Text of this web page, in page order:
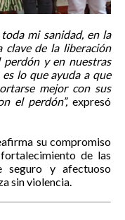
mi sanidad, en la
clave de la liberación
perdón y en nuestras
lo que ayuda a que
mejor con sus
el perdón”, expresó
su compromiso
de las
seguro y afectuoso
sin violencia.